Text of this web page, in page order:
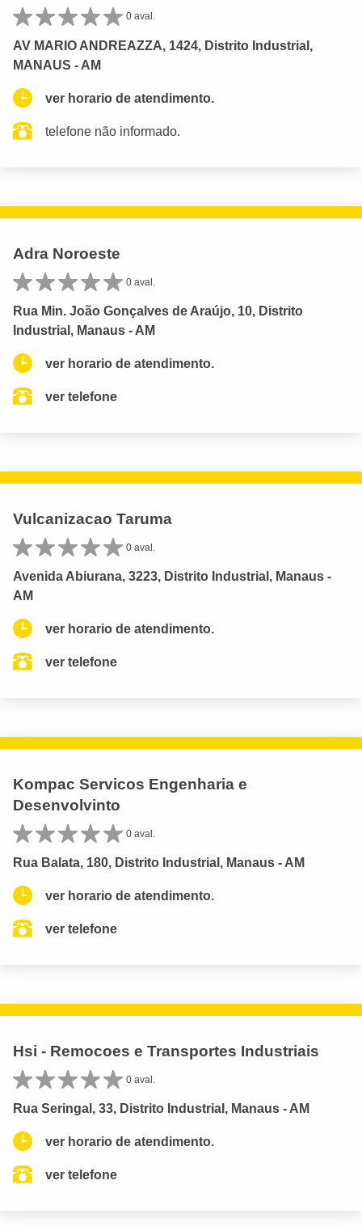
0 aval.
AV MARIO ANDREAZZA, 1424, Distrito Industrial,
MANAUS - AM
ver horario de atendimento.
telefone não informado.
Adra Noroeste
0 aval.
Rua Min. João Gonçalves de Araújo, 10, Distrito
Industrial, Manaus - AM
ver horario de atendimento.
ver telefone
Vulcanizacao Taruma
0 aval.
Avenida Abiurana, 3223, Distrito Industrial, Manaus -
AM
ver horario de atendimento.
ver telefone
Kompac Servicos Engenharia e
Desenvolvinto
0 aval.
Rua Balata, 180, Distrito Industrial, Manaus - AM
ver horario de atendimento.
ver telefone
Hsi - Remocoes e Transportes Industriais
0 aval.
Rua Seringal, 33, Distrito Industrial, Manaus - AM
ver horario de atendimento.
ver telefone